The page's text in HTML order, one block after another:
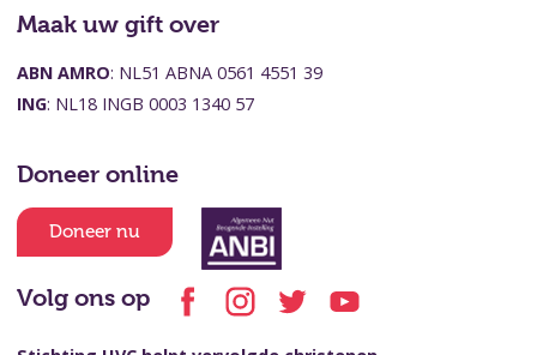
Maak uw gift over
ABN AMRO: NL51 ABNA 0561 4551 39
ING: NL18 INGB 0003 1340 57
Doneer online
Doneer nu
Volg ons op